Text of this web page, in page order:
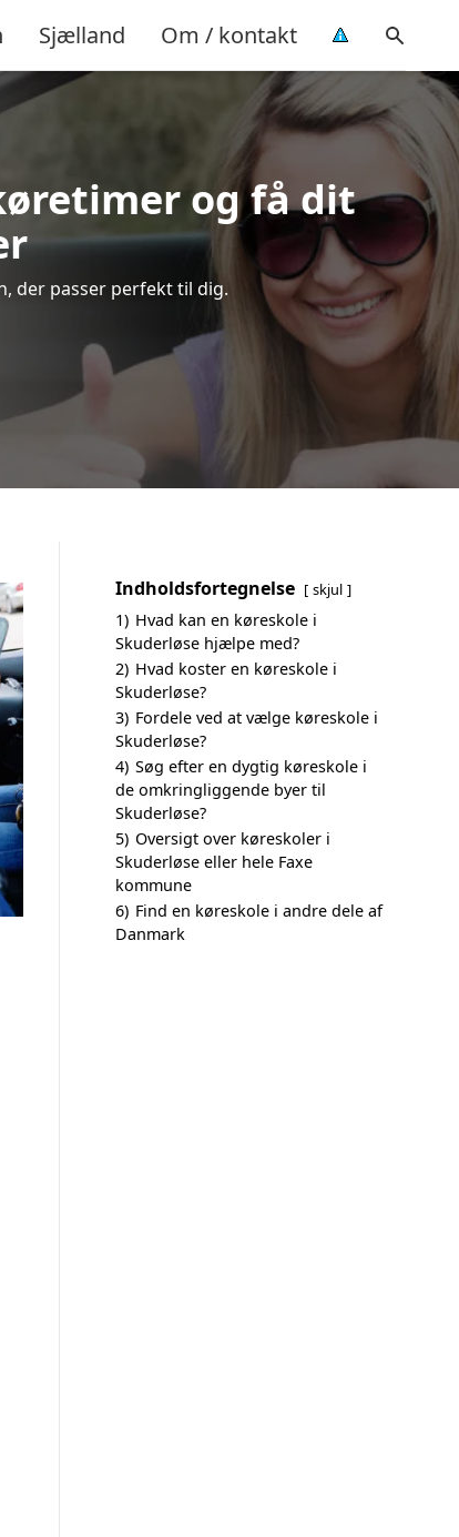
Sjælland Om / kontakt
og få dit
der passer perfekt til dig.
Indholdsfortegnelse skjul
1) Hvad kan en køreskole i
Skuderløse hjælpe med?
2) Hvad koster en køreskole i
Skuderløse?
3) Fordele ved at vælge køreskole i
Skuderløse?
4) Søg efter en dygtig køreskole i
de omkringliggende byer til
Skuderløse?
5) Oversigt over køreskoler i
Skuderløse eller hele Faxe
kommune
6) Find en køreskole i andre dele af
Danmark